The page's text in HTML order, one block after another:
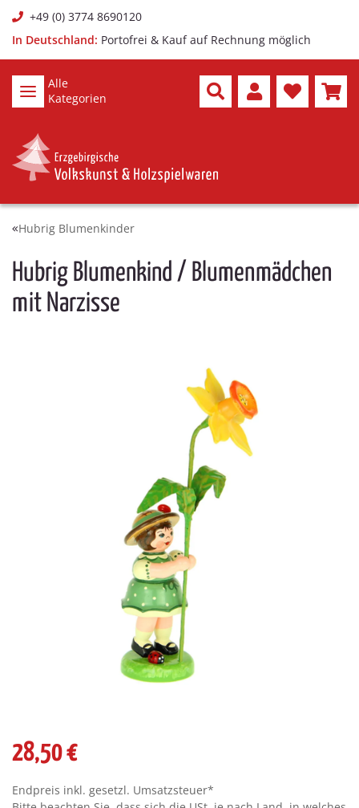
+49 (0) 3774 8690120
In Deutschland: Portofrei & Kauf auf Rechnung möglich
Alle
Kategorien
Hubrig Blumenkinder
Hubrig Blumenkind / Blumenmädchen
mit Narzisse
28,50 €
Endpreis inkl. gesetzl. Umsatzsteuer*